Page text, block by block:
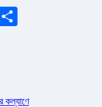
Email
কল্যাণে